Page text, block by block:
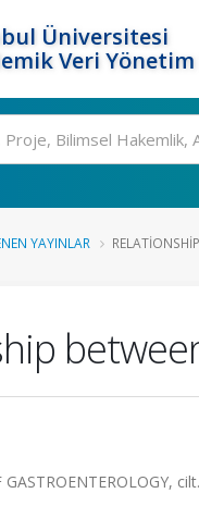
Üniversitesi
Veri
YAYINLAR
GASTROENTEROLOGY,